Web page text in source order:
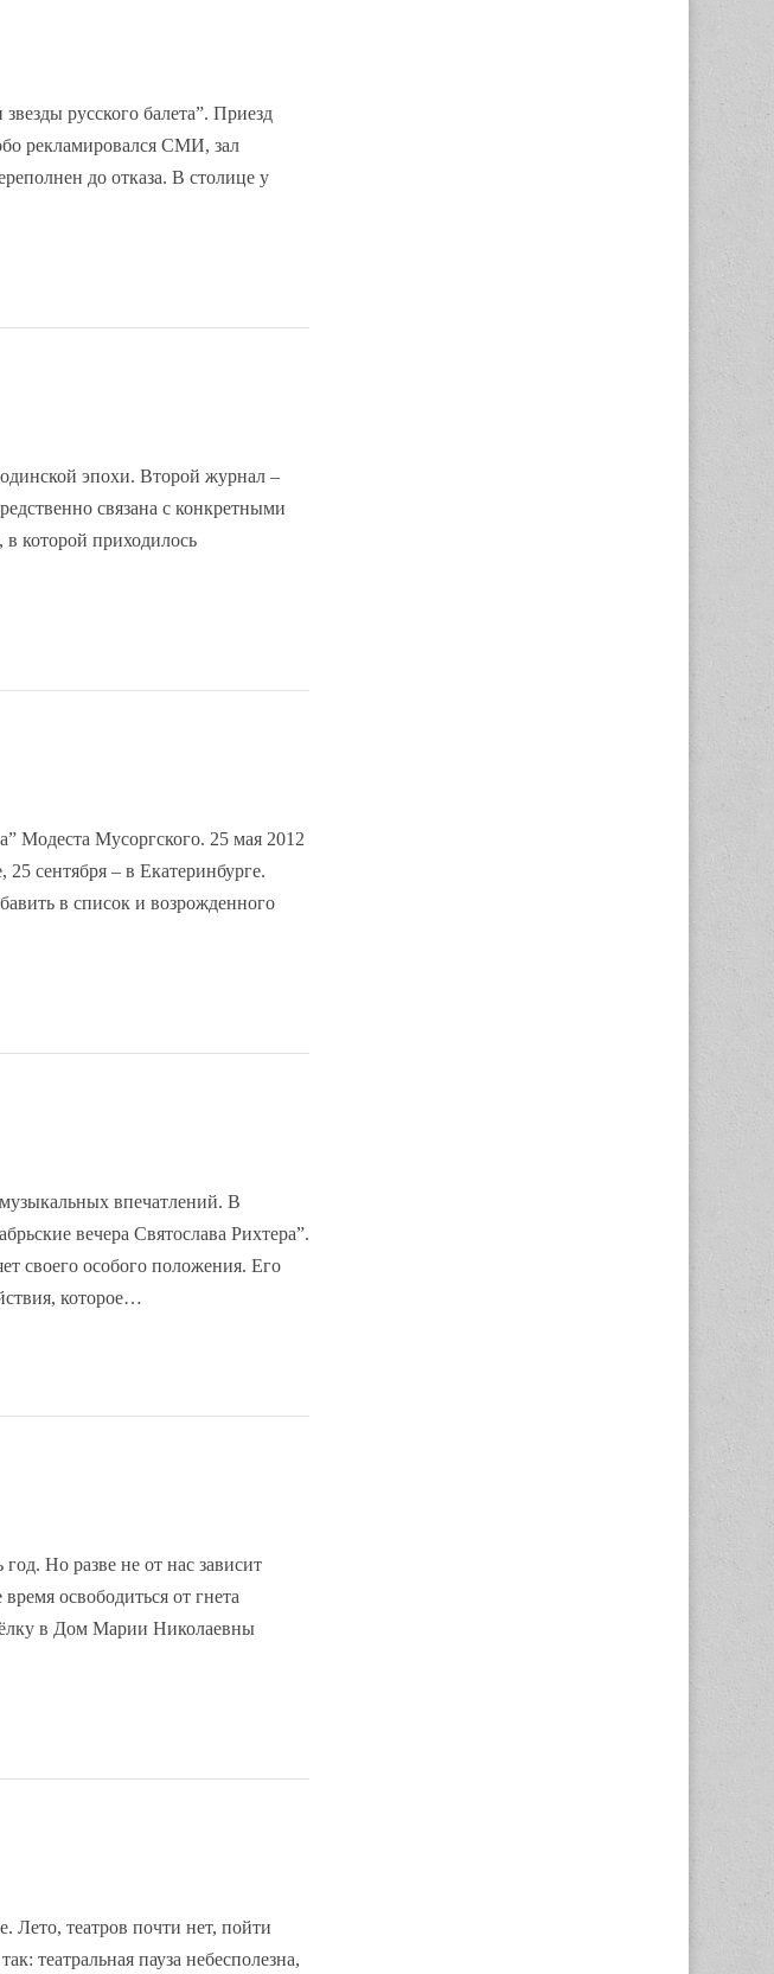
русского балета”. Приезд
рекламировался СМИ, зал
до отказа. В столице у
эпохи. Второй журнал –
связана с конкретными
которой приходилось
Модеста Мусоргского. 25 мая 2012
сентября – в Екатеринбурге.
в список и возрожденного
впечатлений. В
вечера Святослава Рихтера”.
своего особого положения. Его
которое…
Но разве не от нас зависит
освободиться от гнета
ёлку в Дом Марии Николаевны
Лето, театров почти нет, пойти
театральная пауза небесполезна,